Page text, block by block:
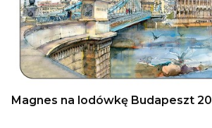
Magnes na lodówkę Budapeszt 20